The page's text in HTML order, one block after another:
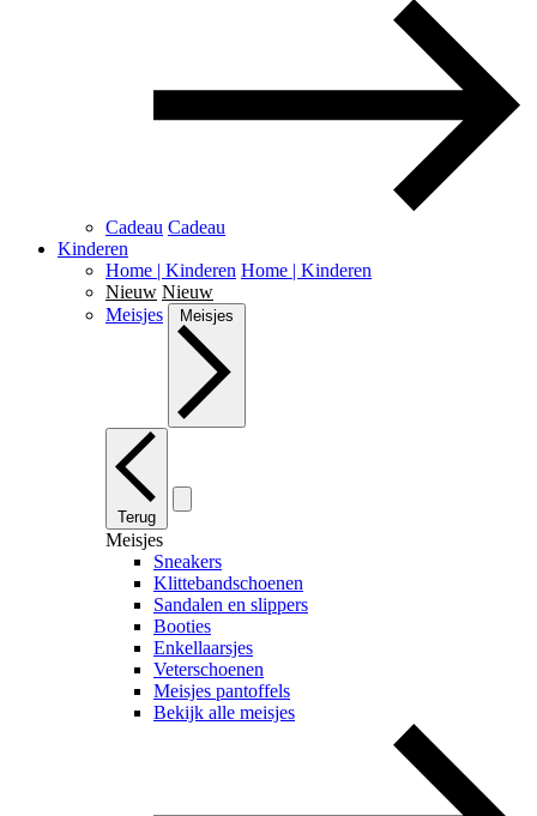
Cadeau Cadeau
Kinderen
Home | Kinderen Home | Kinderen
Nieuw Nieuw
Meisjes
Meisjes
Terug
Meisjes
Sneakers
Klittebandschoenen
Sandalen en slippers
Booties
Enkellaarsjes
Veterschoenen
Meisjes pantoffels
Bekijk alle meisjes